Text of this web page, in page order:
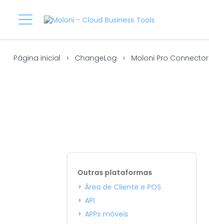
Página inicial ChangeLog Moloni Pro Connector
Outras plataformas
Área de Cliente e POS
API
APPs móveis